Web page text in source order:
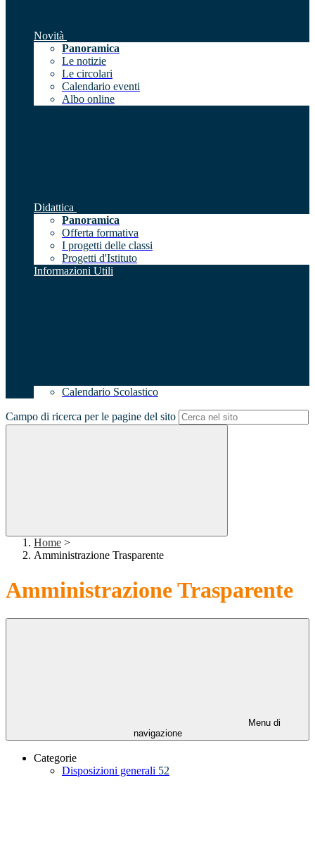
Novità
Panoramica
Le notizie
Le circolari
Calendario eventi
Albo online
Didattica
Panoramica
Offerta formativa
I progetti delle classi
Progetti d'Istituto
Informazioni Utili
Calendario Scolastico
Campo di ricerca per le pagine del sito
Home >
Amministrazione Trasparente
Amministrazione Trasparente
Menu di
navigazione
Categorie
Disposizioni generali 52